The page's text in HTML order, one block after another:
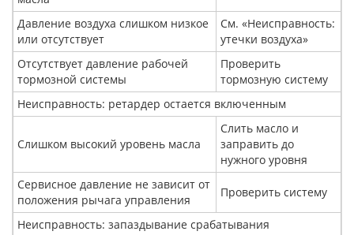
Давление воздуха слишком низкое
или отсутствует
См. «Неисправность:
утечки воздуха»
Отсутствует давление рабочей
тормозной системы
Проверить
тормозную систему
Неисправность: ретардер остается включенным
Слишком высокий уровень масла
Слить масло и
заправить до
нужного уровня
Сервисное давление не зависит от
положения рычага управления
Проверить систему
Неисправность: запаздывание срабатывания